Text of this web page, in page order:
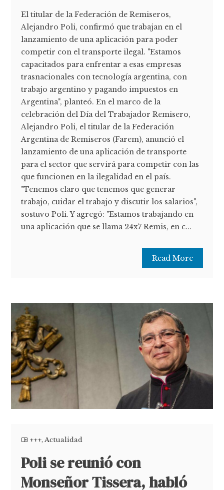
El titular de la Federación de Remiseros,
Alejandro Poli, confirmó que trabajan en el
lanzamiento de una aplicación para poder
competir con el transporte ilegal. "Estamos
capacitados para enfrentar a esas empresas
trasnacionales con tecnología argentina, con
trabajo argentino y pagando impuestos en
Argentina", planteó. En el marco de la
celebración del Día del Trabajador Remisero,
Alejandro Poli, el titular de la Federación
Argentina de Remiseros (Farem), anunció el
lanzamiento de una aplicación de transporte
para el sector que servirá para competir con las
que funcionen en la ilegalidad en el país.
"Tenemos claro que tenemos que generar
trabajo, cuidar el trabajo y discutir los salarios",
sostuvo Poli. Y agregó: "Estamos trabajando en
una aplicación que se llama 24x7 Remis, en c...
Read More
+++,Actualidad
Poli se reunió con
Monseñor Tissera, habló